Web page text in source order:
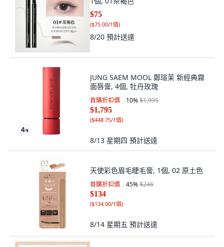
$75
($75.00/1個)
8/20 預計送達
JUNG SAEM MOOL 鄭瑄茉 新經典霧
面唇膏, 4個, 牡丹玫瑰
首購折扣價 10%$1,995
$1,795
($448.75/1個)
8/13 星期四 預計送達
天使彩色眉毛睫毛膏, 1個, 02 原土色
首購折扣價 45%$246
$134
($134.00/1個)
8/14 星期五 預計送達